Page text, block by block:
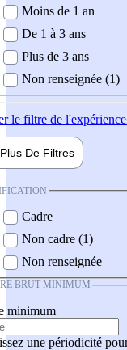
demandée
Moins de 1 an
De 1 à 3 ans
Plus de 3 ans
Non renseignée (1)
le filtre de l'expérience
Plus De Filtres
Cadre
Non cadre (1)
Non renseignée
BRUT MINIMUM
minimum
une périodicité